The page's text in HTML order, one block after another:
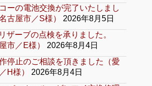
ーの電池交換が完了いたしまし
古屋市／S様）
2026年8月5日
ザーブの点検を承りました。
市／E様）
2026年8月4日
停止のご相談を頂きました（愛
H様）
2026年8月4日